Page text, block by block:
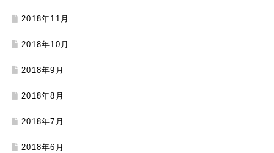
2018年11月
2018年10月
2018年9月
2018年8月
2018年7月
2018年6月